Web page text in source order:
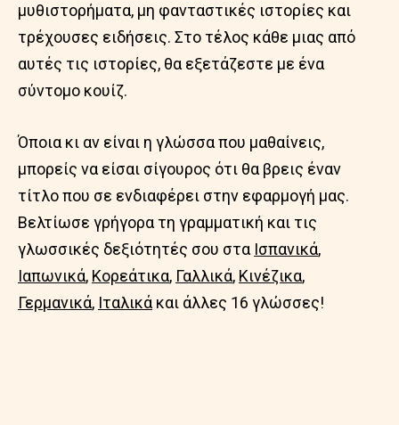
μυθιστορήματα, μη φανταστικές ιστορίες και
τρέχουσες ειδήσεις. Στο τέλος κάθε μιας από
αυτές τις ιστορίες, θα εξετάζεστε με ένα
σύντομο κουίζ.
Όποια κι αν είναι η γλώσσα που μαθαίνεις,
μπορείς να είσαι σίγουρος ότι θα βρεις έναν
τίτλο που σε ενδιαφέρει στην εφαρμογή μας.
Βελτίωσε γρήγορα τη γραμματική και τις
γλωσσικές δεξιότητές σου στα Ισπανικά,
Ιαπωνικά, Κορεάτικα, Γαλλικά, Κινέζικα,
Γερμανικά, Ιταλικά και άλλες 16 γλώσσες!